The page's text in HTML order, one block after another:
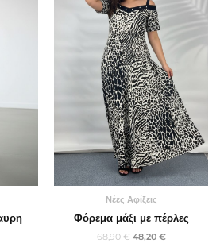
Νέες Αφίξεις
Φόρεμα μάξι με πέρλες
68,90€ 48,20 €
48,20 €.